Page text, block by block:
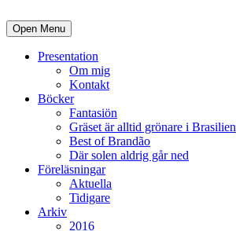
Open Menu
Presentation
Om mig
Kontakt
Böcker
Fantasiön
Gräset är alltid grönare i Brasilien
Best of Brandão
Där solen aldrig går ned
Föreläsningar
Aktuella
Tidigare
Arkiv
2016